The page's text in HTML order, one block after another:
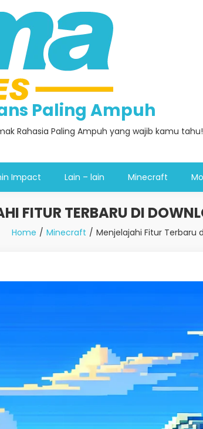
Paling Ampuh
Rahasia Paling Ampuh yang wajib kamu
Impact Lain – lain Minecraft
FITUR TERBARU DI
Home Minecraft Menjelajahi Fitur Terbaru